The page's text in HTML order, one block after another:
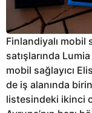
Finlandiyalı mobil
satışlarında
mobil sağlayıcı
de iş alanında
listesindeki ikinci